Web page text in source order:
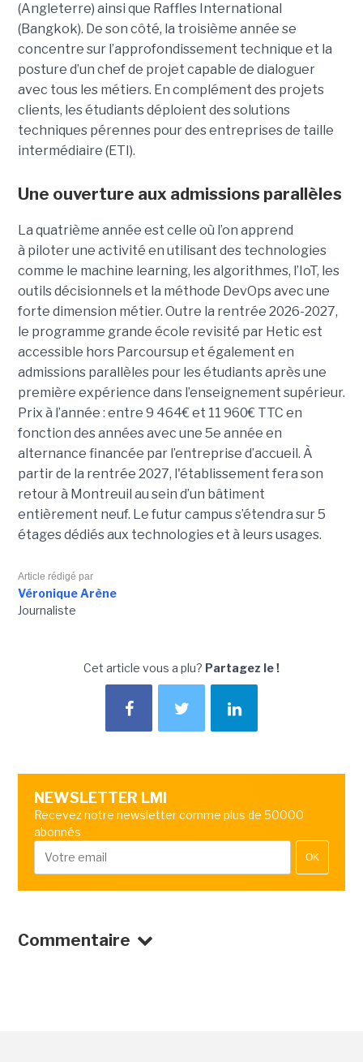
(Angleterre) ainsi que Raffles International
(Bangkok). De son côté, la troisième année se
concentre sur l’approfondissement technique et la
posture d’un chef de projet capable de dialoguer
avec tous les métiers. En complément des projets
clients, les étudiants déploient des solutions
techniques pérennes pour des entreprises de taille
intermédiaire (ETI).
Une ouverture aux admissions parallèles
La quatrième année est celle où l’on apprend
à piloter une activité en utilisant des technologies
comme le machine learning, les algorithmes, l’IoT, les
outils décisionnels et la méthode DevOps avec une
forte dimension métier. Outre la rentrée 2026-2027,
le programme grande école revisité par Hetic est
accessible hors Parcoursup et également en
admissions parallèles pour les étudiants après une
première expérience dans l’enseignement supérieur.
Prix à l’année : entre 9 464€ et 11 960€ TTC en
fonction des années avec une 5e année en
alternance financée par l’entreprise d’accueil. À
partir de la rentrée 2027, l'établissement fera son
retour à Montreuil au sein d’un bâtiment
entièrement neuf. Le futur campus s’étendra sur 5
étages dédiés aux technologies et à leurs usages.
Article rédigé par
Véronique Arène
Journaliste
Cet article vous a plu? Partagez le !
NEWSLETTER LMI
Recevez notre newsletter comme plus de 50000
abonnés
OK
Commentaire